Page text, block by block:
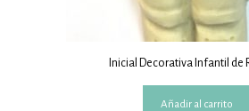
Inicial Decorativa Infantil de
Añadir al carrito